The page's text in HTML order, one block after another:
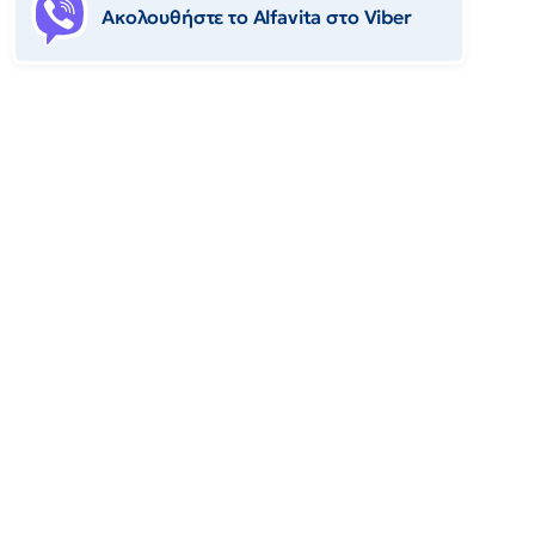
Ακολουθήστε το Αlfavita στο Viber